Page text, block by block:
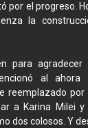
por el progreso.
la
para agradecer
al ahora
reemplazado por
a Karina Milei
dos colosos. Y